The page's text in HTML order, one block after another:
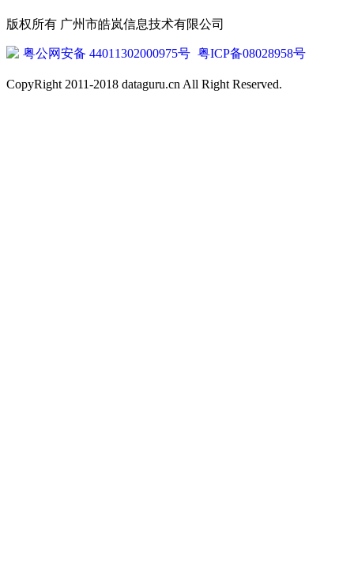
版权所有 广州市皓岚信息技术有限公司
粤公网安备 44011302000975号 粤ICP备08028958号
CopyRight 2011-2018 dataguru.cn All Right Reserved.